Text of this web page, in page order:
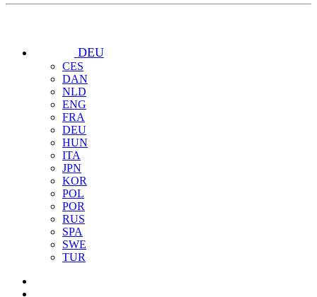
DEU
CES
DAN
NLD
ENG
FRA
DEU
HUN
ITA
JPN
KOR
POL
POR
RUS
SPA
SWE
TUR